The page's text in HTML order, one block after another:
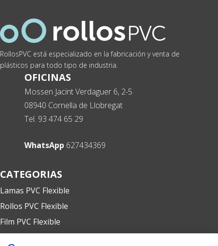
RollosPVC está especializado en la fabricación y venta de
plásticos para todo tipo de industria.
OFICINAS
Mossen Jacint Verdaguer 6, 2-5
08940 Cornella de Llobregat
Tel. 93 474 65 29
WhatsApp 627434369
CATEGORIAS
Lamas PVC Flexible
Rollos PVC Flexible
Film PVC Flexible
RollosPVC